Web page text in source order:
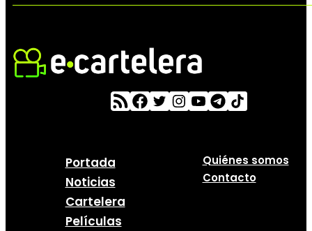
Portada
Noticias
Cartelera
Películas
Quiénes somos
Contacto